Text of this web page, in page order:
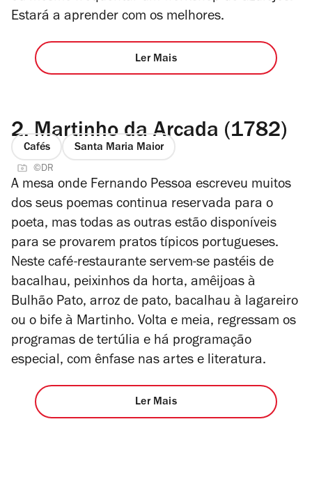
Estará a aprender com os melhores.
Ler Mais
2. Martinho da Arcada (1782)
Cafés Santa Maria Maior
©DR
A mesa onde Fernando Pessoa escreveu muitos
dos seus poemas continua reservada para o
poeta, mas todas as outras estão disponíveis
para se provarem pratos típicos portugueses.
Neste café-restaurante servem-se pastéis de
bacalhau, peixinhos da horta, amêijoas à
Bulhão Pato, arroz de pato, bacalhau à lagareiro
ou o bife à Martinho. Volta e meia, regressam os
programas de tertúlia e há programação
especial, com ênfase nas artes e literatura.
Ler Mais